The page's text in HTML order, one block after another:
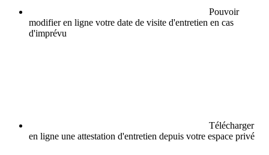
Pouvoir
modifier en ligne votre date de visite d'entretien en cas
d'imprévu
Télécharger
en ligne une attestation d'entretien depuis votre espace privé